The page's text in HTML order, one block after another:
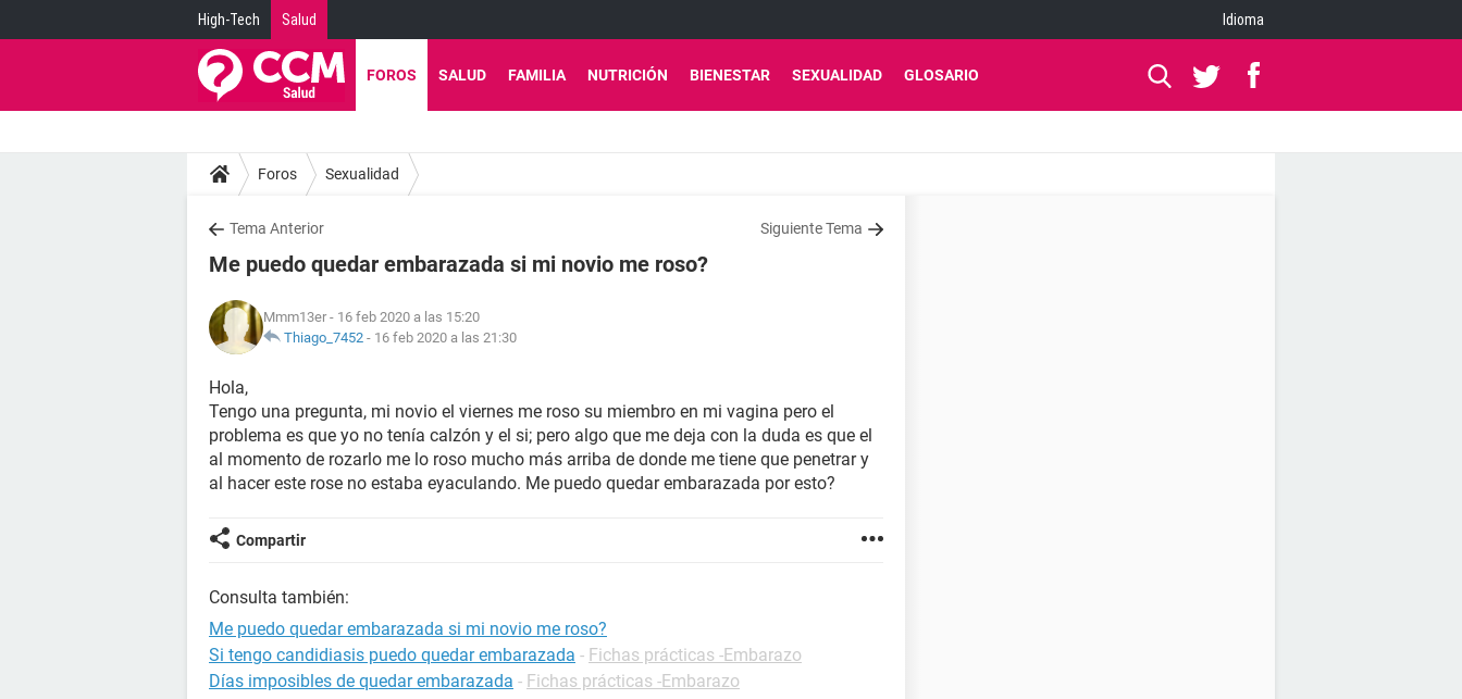
High-Tech Salud Idioma
FOROS SALUD FAMILIA NUTRICIÓN BIENESTAR SEXUALIDAD GLOSARIO
Foros Sexualidad
Tema Anterior Siguiente Tema
Me puedo quedar embarazada si mi novio me roso?
Mmm13er - 16 feb 2020 a las 15:20
Thiago_7452 - 16 feb 2020 a las 21:30
Hola,
Tengo una pregunta, mi novio el viernes me roso su miembro en mi vagina pero el
problema es que yo no tenía calzón y el si; pero algo que me deja con la duda es que el
al momento de rozarlo me lo roso mucho más arriba de donde me tiene que penetrar y
al hacer este rose no estaba eyaculando. Me puedo quedar embarazada por esto?
Compartir
Consulta también:
Me puedo quedar embarazada si mi novio me roso?
Si tengo candidiasis puedo quedar embarazada - Fichas prácticas -Embarazo
Días imposibles de quedar embarazada - Fichas prácticas -Embarazo